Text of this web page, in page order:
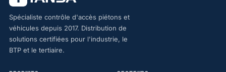
Spécialiste contrôle d'accès piétons et
véhicules depuis 2017. Distribution de
solutions certifiées pour l'industrie, le
BTP et le tertiaire.